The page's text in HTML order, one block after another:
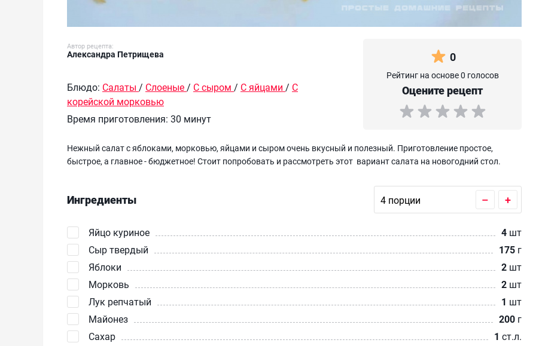
Автор рецепта:
Александра Петрищева
Блюдо: Салаты / Слоеные / С сыром / С яйцами / С
корейской морковью
Время приготовления: 30 минут
0
Рейтинг на основе 0 голосов
Оцените рецепт
Нежный салат с яблоками, морковью, яйцами и сыром очень вкусный и полезный. Приготовление простое,
быстрое, а главное - бюджетное! Стоит попробовать и рассмотреть этот вариант салата на новогодний стол.
Ингредиенты – +
Яйцо куриное 4 шт
Сыр твердый
175 г
Яблоки
2 шт
Морковь
2 шт
Лук репчатый
1 шт
Майонез
200 г
Сахар
1 ст.л.